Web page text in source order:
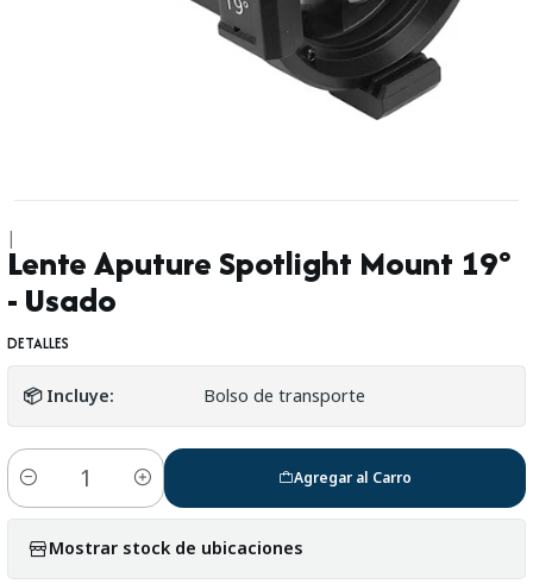
|
Lente Aputure Spotlight Mount 19°
- Usado
DETALLES
📦 Incluye: Bolso de transporte
Cantidad
Agregar al Carro
Mostrar stock de ubicaciones